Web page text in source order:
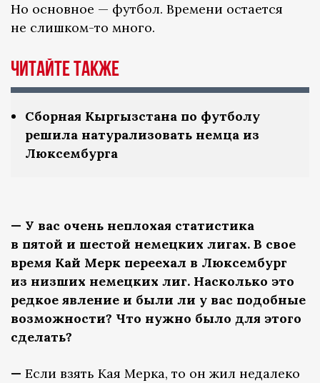
Но основное — футбол. Времени остается
не слишком-то много.
Читайте также
Сборная Кыргызстана по футболу
решила натурализовать немца из
Люксембурга
— У вас очень неплохая статистика
в пятой и шестой немецких лигах. В свое
время Кай Мерк переехал в Люксембург
из низших немецких лиг. Насколько это
редкое явление и были ли у вас подобные
возможности? Что нужно было для этого
сделать?
— Если взять Кая Мерка, то он жил недалеко